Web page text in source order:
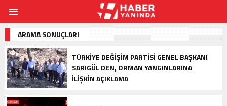
ARAMA SONUÇLARI
TÜRKIYE DEĞIŞIM PARTISI GENEL BAŞKANI
SARIGÜL DEN, ORMAN YANGINLARINA
ILIŞKIN AÇIKLAMA